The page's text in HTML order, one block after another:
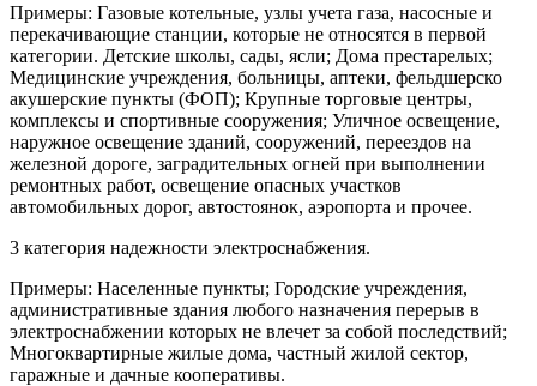
Примеры: Газовые котельные, узлы учета газа, насосные и
перекачивающие станции, которые не относятся в первой
категории. Детские школы, сады, ясли; Дома престарелых;
Медицинские учреждения, больницы, аптеки, фельдшерско
акушерские пункты (ФОП); Крупные торговые центры,
комплексы и спортивные сооружения; Уличное освещение,
наружное освещение зданий, сооружений, переездов на
железной дороге, заградительных огней при выполнении
ремонтных работ, освещение опасных участков
автомобильных дорог, автостоянок, аэропорта и прочее.
3 категория надежности электроснабжения.
Примеры: Населенные пункты; Городские учреждения,
административные здания любого назначения перерыв в
электроснабжении которых не влечет за собой последствий;
Многоквартирные жилые дома, частный жилой сектор,
гаражные и дачные кооперативы.